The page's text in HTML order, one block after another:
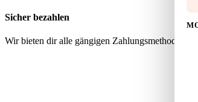
Sicher bezahlen
Wir bieten dir alle gängigen Zahlungsmethoden